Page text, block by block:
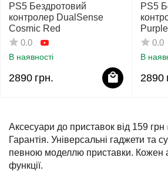
Аксесуари до приставок від 159 грн
Гарантія. Універсальні гаджети та
певною моделлю приставки. Кожен
функції.
PS5 Бездротовий
контролер DualSense
Cosmic Red
0.0
В наявності
2890 грн.
PS5
Purple
0.0
В
2890